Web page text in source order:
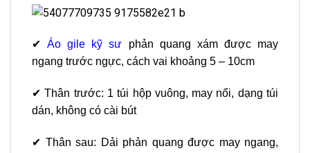
✔Áo gile kỹ sư phản quang xám được may
ngang trước ngực, cách vai khoảng 5 – 10cm
✔ Thân trước: 1 túi hộp vuông, may nổi, dạng túi
dán, không có cài bút
✔ Thân sau: Dải phản quang được may ngang,